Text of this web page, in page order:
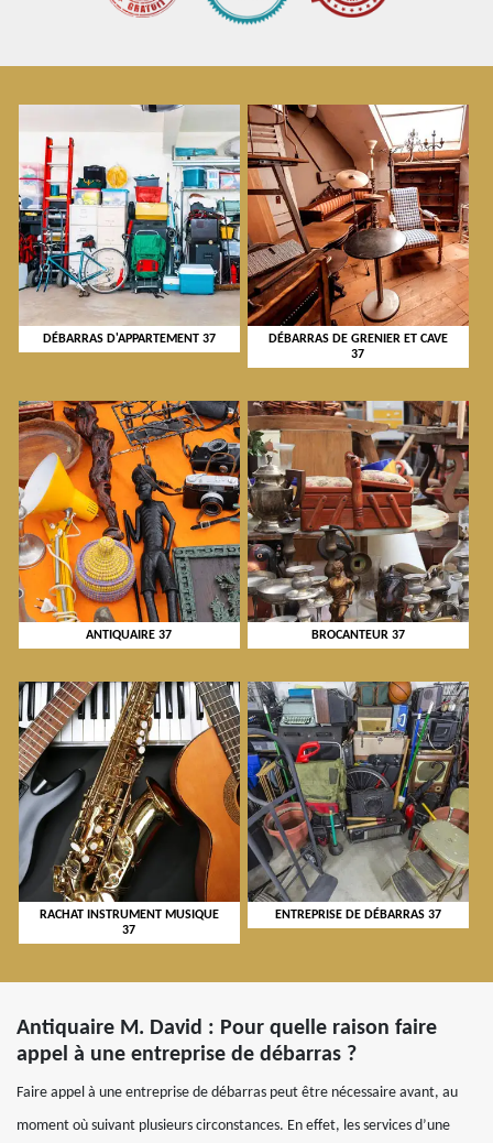
DÉBARRAS D'APPARTEMENT 37
DÉBARRAS DE GRENIER ET CAVE
37
ANTIQUAIRE 37 BROCANTEUR 37
RACHAT INSTRUMENT MUSIQUE
37
ENTREPRISE DE DÉBARRAS 37
Antiquaire M. David : Pour quelle raison faire
appel à une entreprise de débarras ?
Faire appel à une entreprise de débarras peut être nécessaire avant, au
moment où suivant plusieurs circonstances. En effet, les services d’une